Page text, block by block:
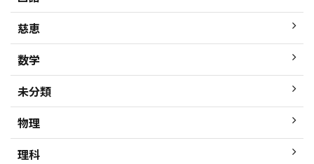
慈恵
数学
未分類
物理
理科